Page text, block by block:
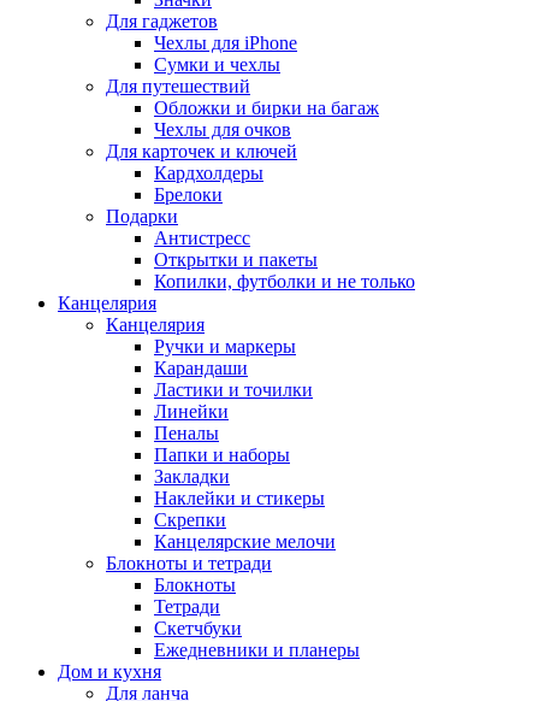
Для гаджетов
Чехлы для iPhone
Сумки и чехлы
Для путешествий
Обложки и бирки на багаж
Чехлы для очков
Для карточек и ключей
Кардхолдеры
Брелоки
Подарки
Антистресс
Открытки и пакеты
Копилки, футболки и не только
Канцелярия
Канцелярия
Ручки и маркеры
Карандаши
Ластики и точилки
Линейки
Пеналы
Папки и наборы
Закладки
Наклейки и стикеры
Скрепки
Канцелярские мелочи
Блокноты и тетради
Блокноты
Тетради
Скетчбуки
Ежедневники и планеры
Дом и кухня
Для ланча